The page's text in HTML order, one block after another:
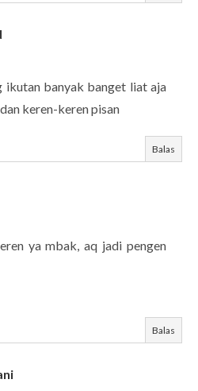
ikutan banyak banget liat aja
keren-keren pisan
Balas
ya mbak, aq jadi pengen
Balas